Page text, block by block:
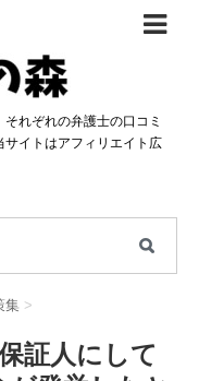
れぞれの弁護士の口コミ
トはアフィリエイト広
集 >
証人にして